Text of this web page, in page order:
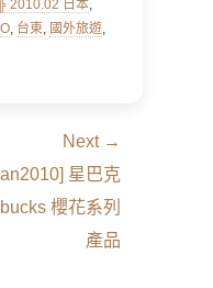
2010.02 日本,
, 台東, 國外旅遊,
Next →
星巴克
櫻花系列
產品